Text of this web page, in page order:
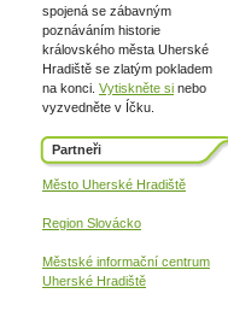
spojená se zábavným
poznáváním historie
královského města Uherské
Hradiště se zlatým pokladem
na konci. Vytiskněte si nebo
vyzvedněte v Íčku.
Partneři
Město Uherské Hradiště
Region Slovácko
Městské informační centrum
Uherské Hradiště